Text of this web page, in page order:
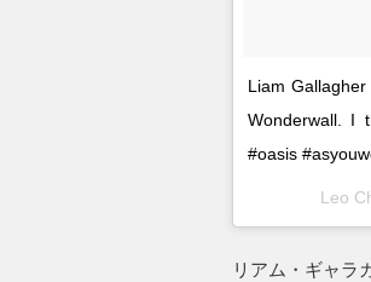
Liam
Wonderwall. I
#oasis
Leo
リアム・ギャラ